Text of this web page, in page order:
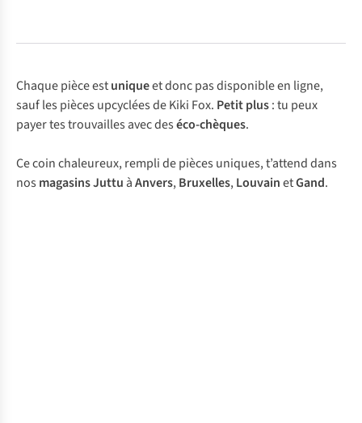
Chaque pièce estuniqueet donc pas disponible en ligne,
sauf les pièces upcyclées de Kiki Fox. Petit plus: tu peux
payer tes trouvailles avec deséco-chèques.
Ce coin chaleureux, rempli de pièces uniques, t’attend dans
nos magasins Juttu àAnvers,Bruxelles,LouvainetGand.